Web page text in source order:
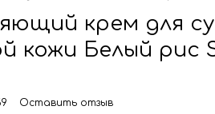
крем для
кожи Белый рис
Оставить отзыв